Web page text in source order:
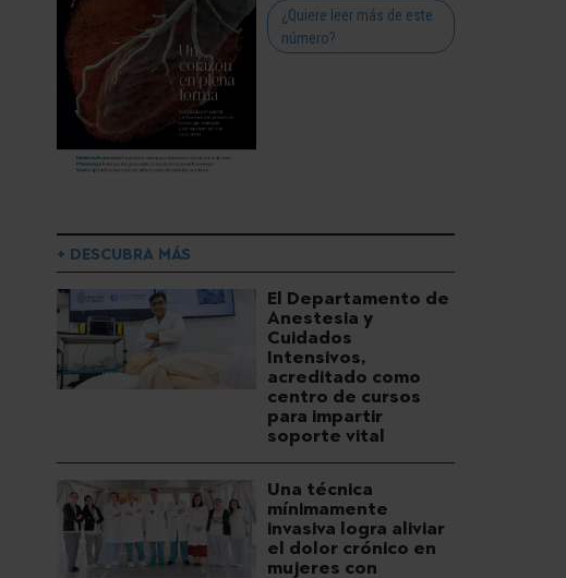
¿Quiere leer más de este
número?
+ DESCUBRA MÁS
El Departamento de
Anestesia y
Cuidados
Intensivos,
acreditado como
centro de cursos
para impartir
soporte vital
Una técnica
mínimamente
invasiva logra aliviar
el dolor crónico en
mujeres con